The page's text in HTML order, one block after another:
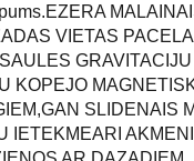
VIETAS
KOPEJO
SLIDENAIS
IETEKMEARI AKMENI